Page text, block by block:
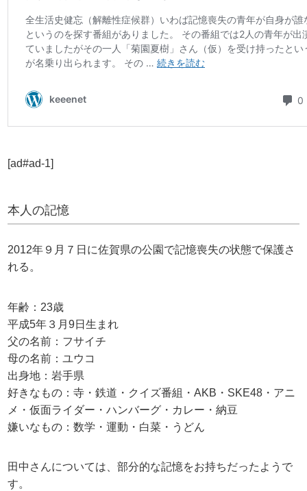
[ad#ad-1]
本人の記憶
2012年９月７日に佐賀県の公園で記憶喪失の状態で保護さ
れる。
年齢：23歳
平成5年３月9日生まれ
父の名前：フサイチ
母の名前：ユウコ
出身地：岩手県
好きなもの：寺・鉄道・クイズ番組・AKB・SKE48・アニ
メ・仮面ライダー・ハンバーグ・カレー・納豆
嫌いなもの：数学・運動・白菜・うどん
田中さんについては、部分的な記憶をお持ちだったようで
す。